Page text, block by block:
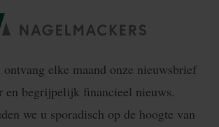
elke maand onze nieuwsbrief
en begrijpelijk financieel nieuws.
we u sporadisch op de hoogte van